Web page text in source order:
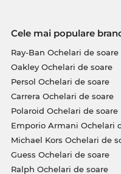
Cele mai populare
Ray-Ban Ochelari de soare
Oakley Ochelari de soare
Persol Ochelari de soare
Carrera Ochelari de soare
Polaroid Ochelari de soare
Emporio Armani Ochelari
Michael Kors Ochelari de
Guess Ochelari de soare
Ralph Ochelari de soare